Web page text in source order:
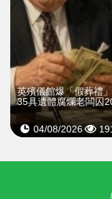
英殯儀館爆「假葬禮
35具遺體腐爛老闆囚
04/08/2026